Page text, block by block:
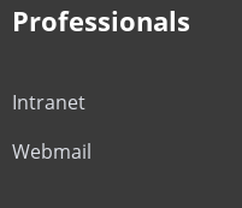
Professionals
Intranet
Webmail